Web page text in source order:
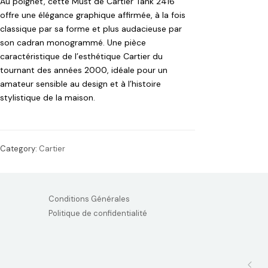
offre une élégance graphique affirmée, à la fois
classique par sa forme et plus audacieuse par
son cadran monogrammé. Une pièce
caractéristique de l’esthétique Cartier du
tournant des années 2000, idéale pour un
amateur sensible au design et à l’histoire
stylistique de la maison.
Category: Cartier
Conditions Générales
Politique de confidentialité